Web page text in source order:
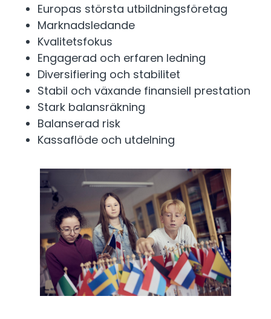
Europas största utbildningsföretag
Marknadsledande
Kvalitetsfokus
Engagerad och erfaren ledning
Diversifiering och stabilitet
Stabil och växande finansiell prestation
Stark balansräkning
Balanserad risk
Kassaflöde och utdelning